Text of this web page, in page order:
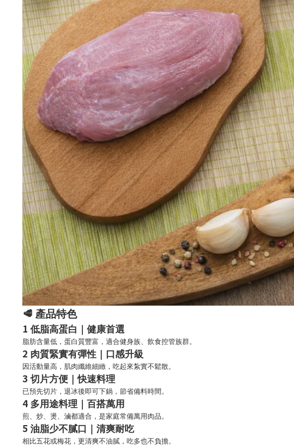
🥩 產品特色
1️ 低脂高蛋白｜健康首選
脂肪含量低，蛋白質豐富，適合健身族、飲食控管族群。
2️ 肉質緊實有彈性｜口感升級
因活動量高，肌肉纖維細緻，吃起來紮實不鬆散。
3️ 切片方便｜快速料理
已預先切片，退冰後即可下鍋，節省備料時間。
4️ 多用途料理｜百搭萬用
煎、炒、燙、滷都適合，是家庭常備萬用肉品。
5️ 油脂少不膩口｜清爽耐吃
相比五花或梅花，更清爽不油膩，吃多也不負擔。